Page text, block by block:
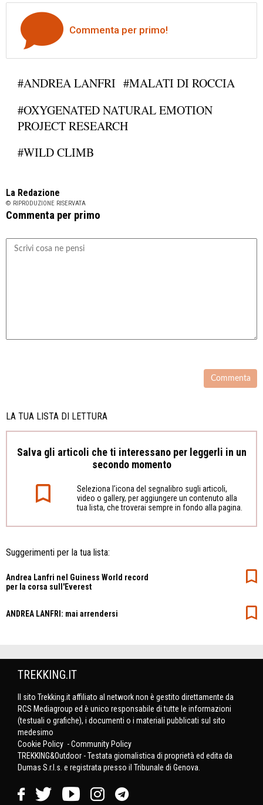
Commenta per primo!
#ANDREA LANFRI #MALATI DI ROCCIA
#OXYGENATED NATURAL EMOTION
PROJECT RESEARCH
#WILD CLIMB
La Redazione
© RIPRODUZIONE RISERVATA
Commenta per primo
LA TUA LISTA DI LETTURA
Salva gli articoli che ti interessano per leggerli in un
secondo momento
Seleziona l’icona del segnalibro sugli articoli,
video o gallery, per aggiungere un contenuto alla
tua lista, che troverai sempre in fondo alla pagina.
Suggerimenti per la tua lista:
Andrea Lanfri nel Guiness World record
per la corsa sull'Everest
ANDREA LANFRI: mai arrendersi
TREKKING.IT
Il sito Trekking.it affiliato al network non è gestito direttamente da
RCS Mediagroup ed è unico responsabile di tutte le informazioni
(testuali o grafiche), i documenti o i materiali pubblicati sul sito
medesimo
Cookie Policy -Community Policy
TREKKING&Outdoor - Testata giornalistica di proprietà ed edita da
Dumas S.r.l.s. e registrata presso il Tribunale di Genova.